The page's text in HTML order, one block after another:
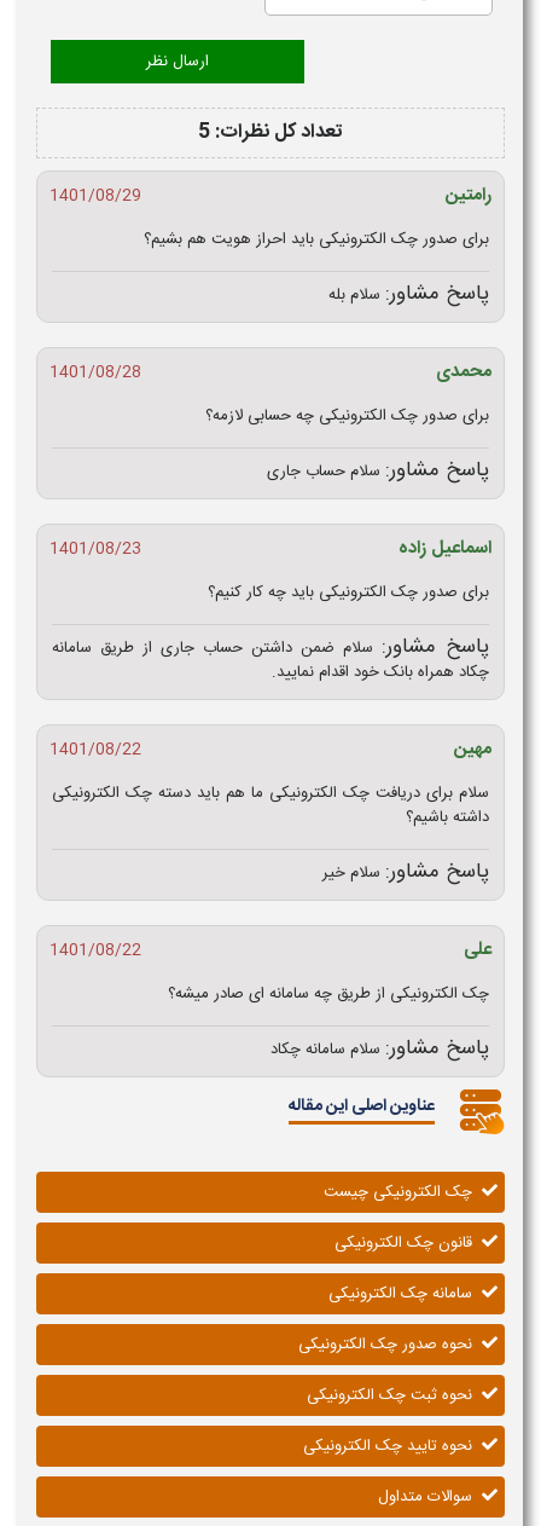
تعداد کل نظرات: 5
رامتین
1401/08/29
برای صدور چک الکترونیکی باید احراز هویت هم بشیم؟
پاسخ مشاور: سلام بله
محمدی
1401/08/28
برای صدور چک الکترونیکی چه حسابی لازمه؟
پاسخ مشاور: سلام حساب جاری
اسماعیل زاده
1401/08/23
برای صدور چک الکترونیکی باید چه کار کنیم؟
پاسخ مشاور: سلام ضمن داشتن حساب جاری از طریق سامانه
چکاد همراه بانک خود اقدام نمایید.
مهین
1401/08/22
سلام برای دریافت چک الکترونیکی ما هم باید دسته چک الکترونیکی
داشته باشیم؟
پاسخ مشاور: سلام خیر
علی
1401/08/22
چک الکترونیکی از طریق چه سامانه ای صادر میشه؟
پاسخ مشاور: سلام سامانه چکاد
عناوین اصلی این مقاله
چک الکترونیکی چیست
قانون چک الکترونیکی
سامانه چک الکترونیکی
نحوه صدور چک الکترونیکی
نحوه ثبت چک الکترونیکی
نحوه تایید چک الکترونیکی
سوالات متداول